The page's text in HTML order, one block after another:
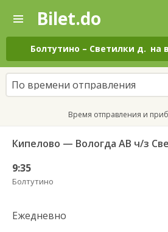
—
Поиск
и
покупка
билетов
на
автобус
онлайн
Bilet.do
Болтутино – Светилки д. на
По времени отправления
Время отправления и
Кипелово — Вологда АВ ч/з
9:35
Болтутино
Ежедневно